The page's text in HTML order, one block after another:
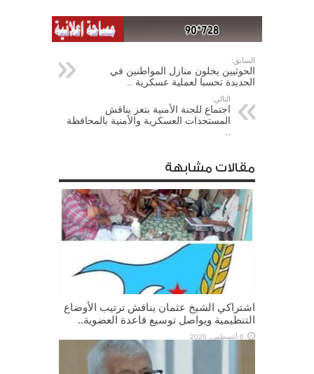
السابق:
الحوثيين يخلون منازل المواطنين في
الحديدة تحسبا لعملية عسكرية ..
التالي:
اجتماع للجنة الأمنية بتعز يناقش
المستجدات العسكرية والأمنية بالمحافظة
..
مقالات مشابهة
اشتراكي الشيخ عثمان يناقش ترتيب الأوضاع
التنظيمية ويواصل توسيع قاعدة العضوية..
6 أغسطس، 2026